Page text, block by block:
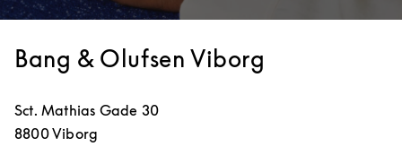
Bang & Olufsen Viborg
Sct. Mathias Gade 30
8800Viborg